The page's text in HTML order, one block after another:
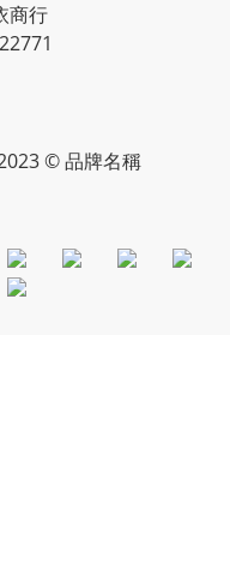
商行
© 品牌名稱